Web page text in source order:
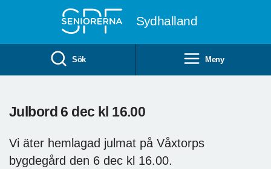
Sydhalland
Sök Meny
Julbord 6 dec kl 16.00
Vi äter hemlagad julmat på Våxtorps
bygdegård den 6 dec kl 16.00.